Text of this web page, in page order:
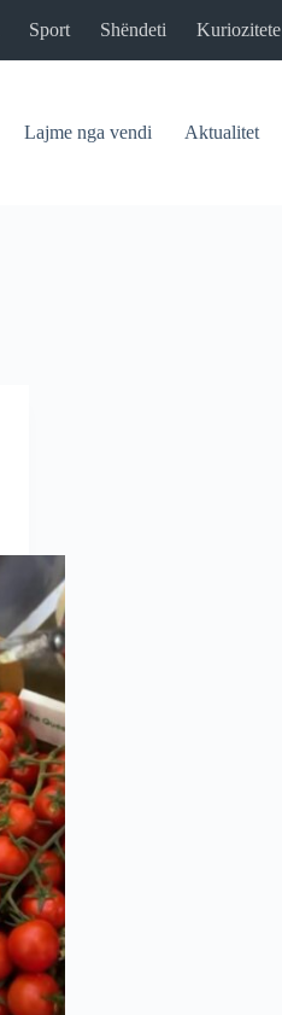
Sport Shëndeti Kuriozitete
Lajme nga vendi Aktualitet